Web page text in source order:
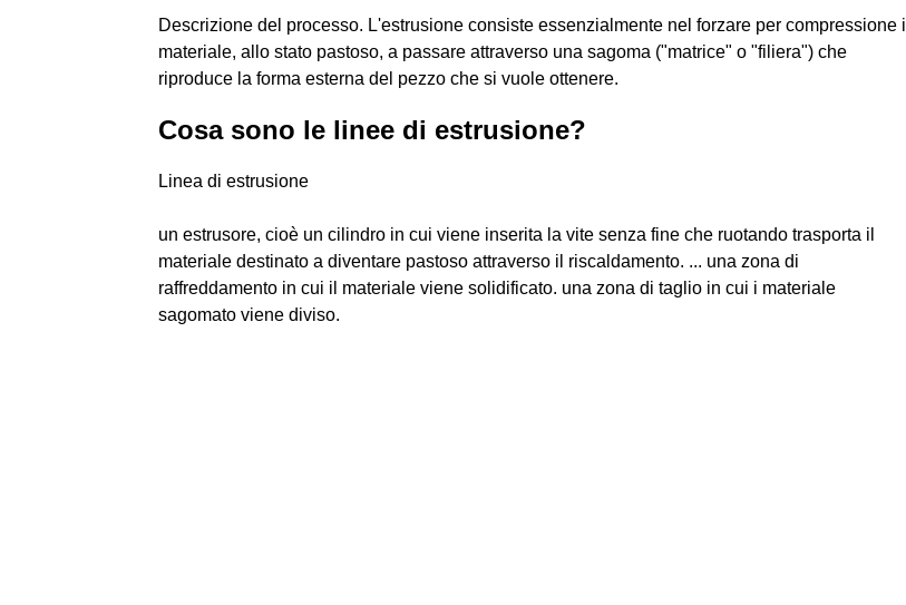
Descrizione del processo. L'estrusione consiste essenzialmente nel forzare per compressione il
materiale, allo stato pastoso, a passare attraverso una sagoma ("matrice" o "filiera") che
riproduce la forma esterna del pezzo che si vuole ottenere.
Cosa sono le linee di estrusione?
Linea di estrusione
un estrusore, cioè un cilindro in cui viene inserita la vite senza fine che ruotando trasporta il
materiale destinato a diventare pastoso attraverso il riscaldamento. ... una zona di
raffreddamento in cui il materiale viene solidificato. una zona di taglio in cui i materiale
sagomato viene diviso.